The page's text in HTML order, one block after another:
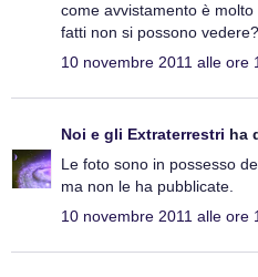
come avvistamento è
fatti non si possono vedere?
10 novembre 2011 alle ore
Noi e gli Extraterrestri ha
Le foto sono in possesso
ma non le ha pubblicate.
10 novembre 2011 alle ore